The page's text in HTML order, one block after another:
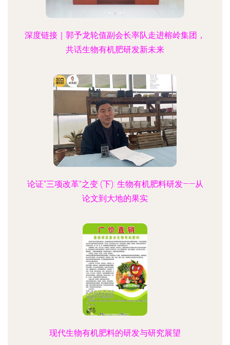
深度链接｜郭予龙轮值副会长率队走进榕岭集团，
共话生物有机肥研发新未来
论证“三项改革”之变 (下): 生物有机肥料研发——从
论文到大地的果实
现代生物有机肥料的研发与研究展望